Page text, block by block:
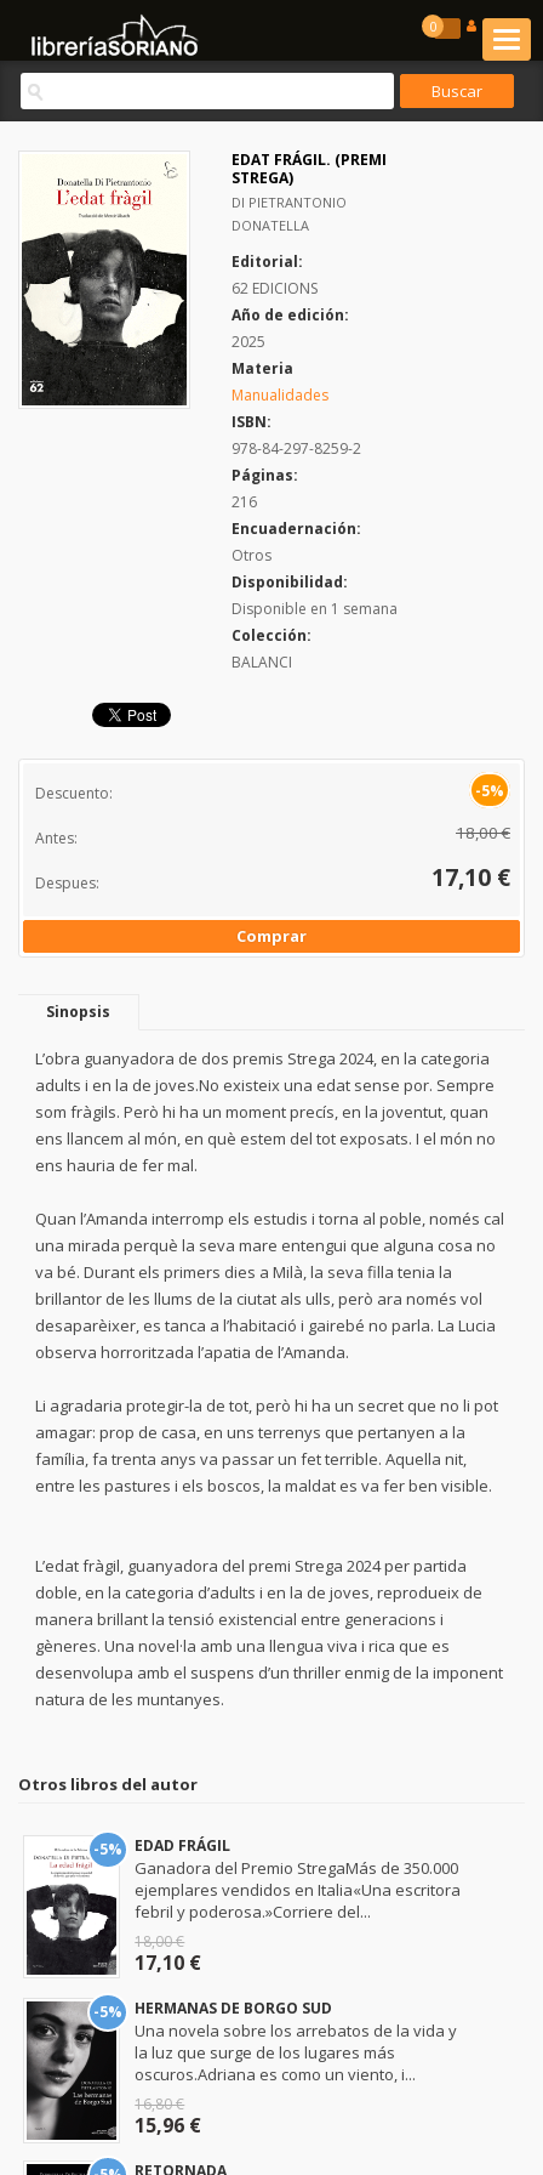
0
EDAT FRÁGIL. (PREMI
STREGA)
DI PIETRANTONIO
DONATELLA
Editorial:
62 EDICIONS
Año de edición:
2025
Materia
Manualidades
ISBN:
978-84-297-8259-2
Páginas:
216
Encuadernación:
Otros
Disponibilidad:
Disponible en 1 semana
Colección:
BALANCI
Descuento: -5%
Antes: 18,00 €
Despues: 17,10 €
Comprar
Sinopsis
L’obra guanyadora de dos premis Strega 2024, en la categoria
adults i en la de joves.No existeix una edat sense por. Sempre
som fràgils. Però hi ha un moment precís, en la joventut, quan
ens llancem al món, en què estem del tot exposats. I el món no
ens hauria de fer mal.
Quan l’Amanda interromp els estudis i torna al poble, només cal
una mirada perquè la seva mare entengui que alguna cosa no
va bé. Durant els primers dies a Milà, la seva filla tenia la
brillantor de les llums de la ciutat als ulls, però ara només vol
desaparèixer, es tanca a l’habitació i gairebé no parla. La Lucia
observa horroritzada l’apatia de l’Amanda.
Li agradaria protegir-la de tot, però hi ha un secret que no li pot
amagar: prop de casa, en uns terrenys que pertanyen a la
família, fa trenta anys va passar un fet terrible. Aquella nit,
entre les pastures i els boscos, la maldat es va fer ben visible.
L’edat fràgil, guanyadora del premi Strega 2024 per partida
doble, en la categoria d’adults i en la de joves, reprodueix de
manera brillant la tensió existencial entre generacions i
gèneres. Una novel·la amb una llengua viva i rica que es
desenvolupa amb el suspens d’un thriller enmig de la imponent
natura de les muntanyes.
Otros libros del autor
-5% EDAD FRÁGIL
Ganadora del Premio StregaMás de 350.000
ejemplares vendidos en Italia«Una escritora
febril y poderosa.»Corriere del...
18,00 €
17,10 €
-5% HERMANAS DE BORGO SUD
Una novela sobre los arrebatos de la vida y
la luz que surge de los lugares más
oscuros.Adriana es como un viento, i...
16,80 €
15,96 €
RETORNADA